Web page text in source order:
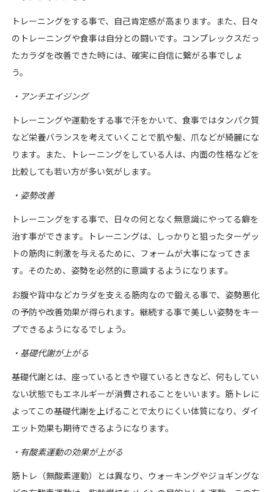
トレーニングをする事で、自己肯定感が高まります。また、日々
のトレーニングや食事は自分との闘いです。コンプレックスだっ
たカラダを改善できた時には、確実に自信に繋がる事でしょ
う。
・アンチエイジング
トレーニングや運動をする事で汗をかいて、食事ではタンパク質
など栄養バランスを考えていくことで肌や髪、爪などが綺麗にな
ります。また、トレーニングをしている人は、内面の性格などを
比較しても若い方が多い気がします。
・姿勢改善
トレーニングをする事で、日々の何となく無意識にやってる癖を
治す事ができます。トレーニングは、しっかりと狙ったターゲッ
トの筋肉に刺激を与えるために、フォームが大事になってきま
す。そのため、姿勢を必然的に意識するようになります。
お腹や背中などカラダを支える筋肉なので鍛える事で、姿勢悪化
の予防や改善効果が得られます。継続する事で美しい姿勢をキー
プできるようになるでしょう。
・基礎代謝が上がる
基礎代謝とは、座っているときや寝ているときなど、何もしてい
ない状態でもエネルギーが消費されることをいいます。筋トレに
よってこの基礎代謝を上げることで太りにくい体質になり、ダイ
エット効果も期待できるようになります。
・有酸素運動の効果が上がる
筋トレ（無酸素運動）とは異なり、ウォーキングやジョギングな